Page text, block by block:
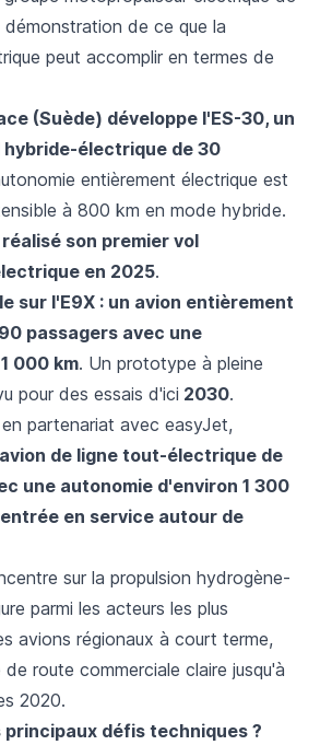
de ce que la
peut accomplir en termes de
(Suède) développe l'ES-30, un
hybride-électrique de 30
entièrement électrique est
à 800 km en mode hybride.
son premier vol
en 2025.
sur l'E9X : un avion entièrement
passagers avec une
000 km. Un prototype à pleine
pour des essais d'ici 2030.
partenariat avec easyJet,
de ligne tout-électrique de
une autonomie d'environ 1 300
entrée en service autour de
sur la propulsion hydrogène-
parmi les acteurs les plus
avions régionaux à court terme,
route commerciale claire jusqu'à
2020.
principaux défis techniques ?